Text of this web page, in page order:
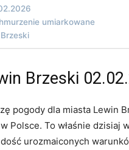
umiarkowane
Brzeski
pogody dla miasta Lewin
Polsce. To właśnie dzisiaj
urozmaiconych